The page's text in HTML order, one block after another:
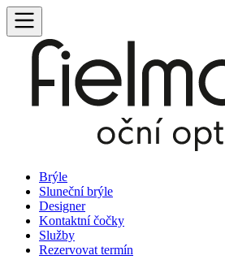
Brýle
Sluneční brýle
Designer
Kontaktní čočky
Služby
Rezervovat termín